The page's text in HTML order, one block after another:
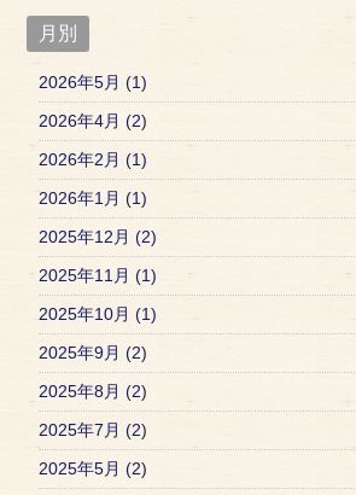
月別
2026年5月 (1)
2026年4月 (2)
2026年2月 (1)
2026年1月 (1)
2025年12月 (2)
2025年11月 (1)
2025年10月 (1)
2025年9月 (2)
2025年8月 (2)
2025年7月 (2)
2025年5月 (2)